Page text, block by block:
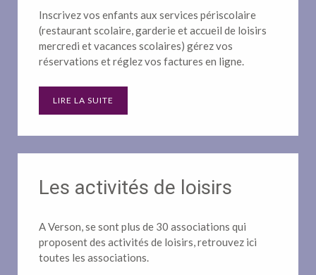
Inscrivez vos enfants aux services périscolaire
(restaurant scolaire, garderie et accueil de loisirs
mercredi et vacances scolaires) gérez vos
réservations et réglez vos factures en ligne.
LIRE LA SUITE
Les activités de loisirs
A Verson, se sont plus de 30 associations qui
proposent des activités de loisirs, retrouvez ici
toutes les associations.